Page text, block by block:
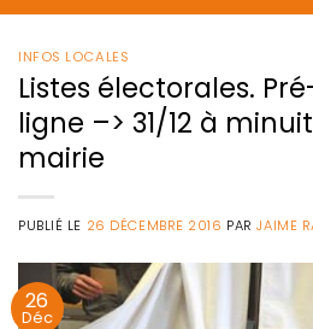
INFOS LOCALES
Listes électorales.
ligne –> 31/12 à
mairie
PUBLIÉ LE 26 DÉCEMBRE 2016 PARJAIME
26
Déc